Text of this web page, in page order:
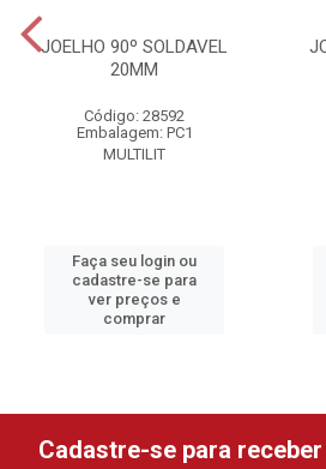
JOELHO 90º SOLDAVEL
20MM
Código: 28592
Embalagem: PC1
MULTILIT
Faça seu login ou
cadastre-se para
ver preços e
comprar
Cadastre-se para